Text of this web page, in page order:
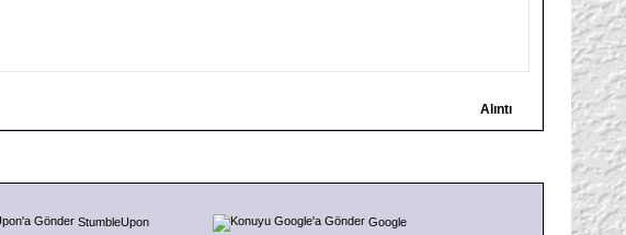
Alıntı
StumbleUpon Google